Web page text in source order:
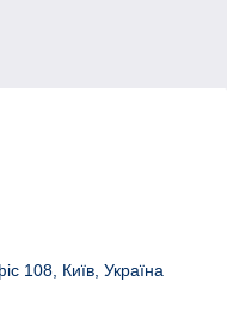
108, Київ, Україна